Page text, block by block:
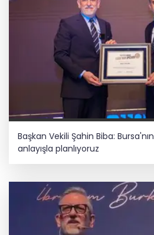
Başkan Vekili Şahin Biba:
anlayışla planlıyoruz